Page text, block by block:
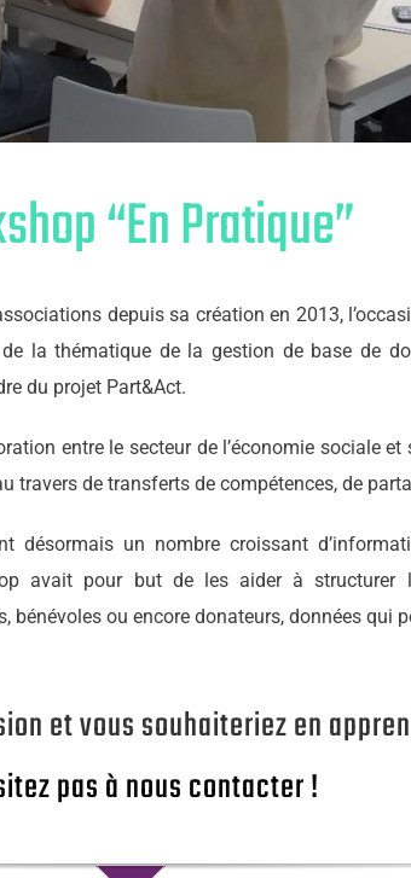
“En Pratique”
depuis sa création en 2013,
la thématique de la gestion de base de
du projet Part&Act.
entre le secteur de l’économie sociale
travers de transferts de compétences, de
désormais un nombre croissant
avait pour but de les aider à structurer
bénévoles ou encore donateurs, données qui
et vous souhaiteriez en
pas à nous contacter !